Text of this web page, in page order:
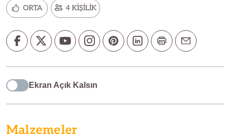
ORTA 4 KİŞİLİK
Ekran Açık Kalsın
Malzemeler